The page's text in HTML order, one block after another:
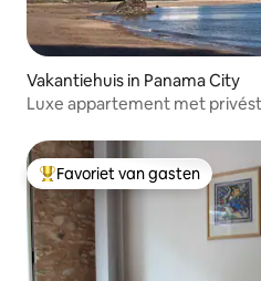
Vakantiehuis in Panama City
Luxe appartement met
Topfavoriet van gasten
Favoriet van gasten